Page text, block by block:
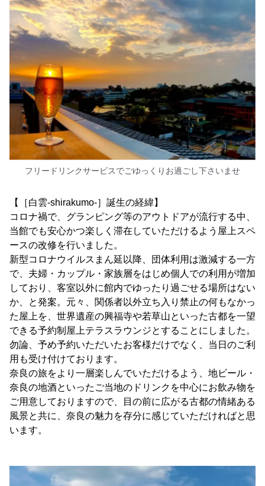
フリードリンクサービスでごゆっくりお過ごし下さいませ
【［白雲-shirakumo-］誕生の経緯】
コロナ禍で、グランピング等のアウトドアが流行する中、
当館でも安心かつ楽しく滞在していただけるよう屋上スペ
ースの改修を行いました。
新型コロナウイルスまん延以降、団体利用は激減する一方
で、夫婦・カップル・家族層をはじめ個人での利用が増加
しており、客室以外に館内でゆったり過ごせる場所はない
か、と発案。元々、関係者以外立ち入り禁止の何もなかっ
た屋上を、世界遺産の興福寺や若草山といった古都を一望
できる予約制屋上テラスラウンジとすることにしました。
勿論、予め予約いただいたお客様だけでなく、当日のご利
用も受け付けております。
奈良の旅をより一層楽しんでいただけるよう、地ビール・
奈良の地酒といったご当地のドリンクを中心にお飲み物を
ご用意しておりますので、目の前に広がる古都の情緒ある
風景と共に、奈良の魅力を存分に感じていただければと思
います。